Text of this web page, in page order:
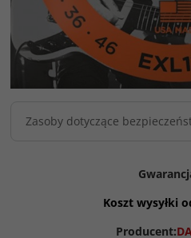
Zasoby dotyczące
Koszt wysyłki
Producent: